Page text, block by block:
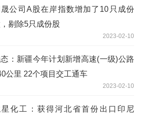
晟公司A股在岸指数增加了10只成份
，剔除5只成份股
2023-02-10
：新疆今年计划新增高速(一级)公路
公里 22个项目交工通车
2023-02-10
星化工：获得河北省首份出口印尼